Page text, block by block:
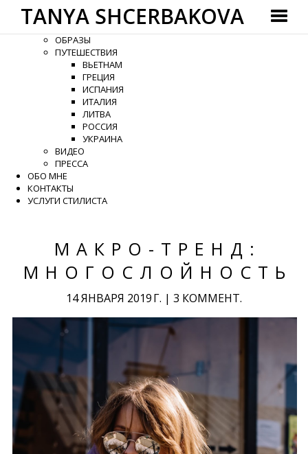
ГЛАВНАЯ
КАТЕГОРИИ
ОБРАЗЫ
ПУТЕШЕСТВИЯ
ВЬЕТНАМ
ГРЕЦИЯ
ИСПАНИЯ
ИТАЛИЯ
ЛИТВА
РОССИЯ
УКРАИНА
ВИДЕО
ПРЕССА
ОБО МНЕ
КОНТАКТЫ
УСЛУГИ СТИЛИСТА
МАКРО-ТРЕНД:
МНОГОСЛОЙНОСТЬ
14 ЯНВАРЯ 2019 Г. | 3 КОММЕНТ.
TANYA SHCERBAKOVA